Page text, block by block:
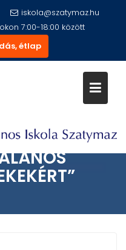
iskola@szatymaz.hu
7:00-18:00 között
étlap